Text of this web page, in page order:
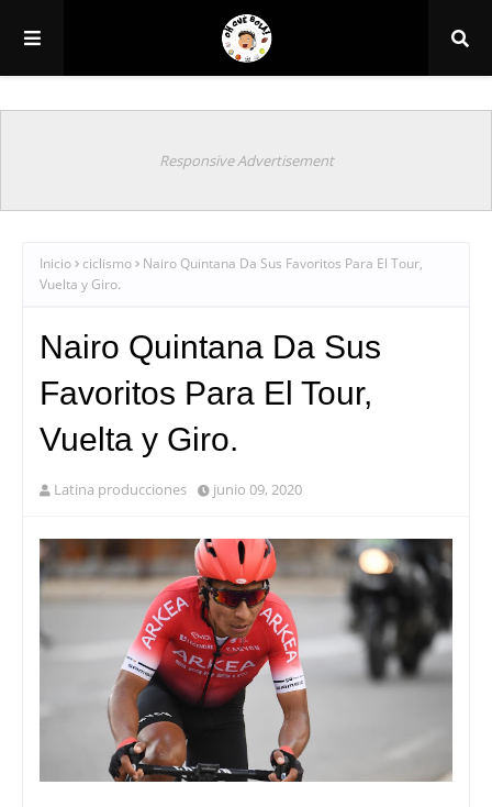
Responsive Advertisement
Inicio ciclismo
Nairo Quintana Da Sus Favoritos Para El Tour,
Vuelta y Giro.
Nairo Quintana Da Sus
Favoritos Para El Tour,
Vuelta y Giro.
Latina producciones junio 09, 2020